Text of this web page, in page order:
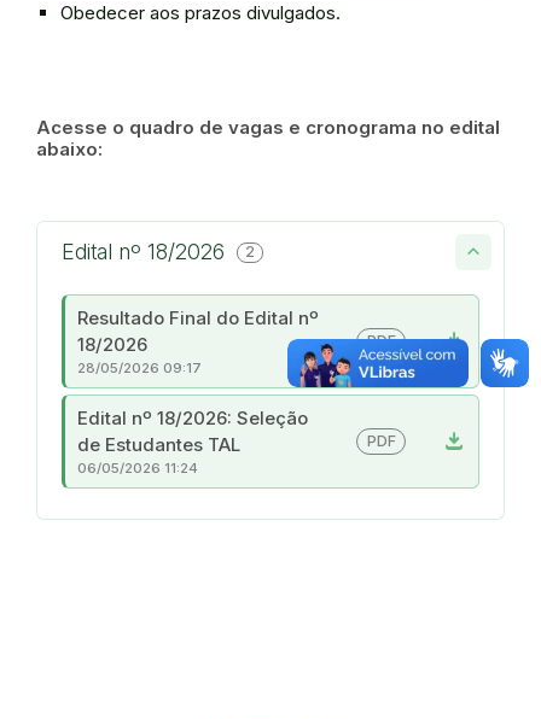
Obedecer aos prazos divulgados.
Acesse o quadro de vagas e cronograma no edital
abaixo:
Edital nº 18/2026 2
Resultado Final do Edital nº
18/2026
download
PDF
28/05/2026 09:17
Edital nº 18/2026: Seleção
de Estudantes TAL
download
PDF
06/05/2026 11:24